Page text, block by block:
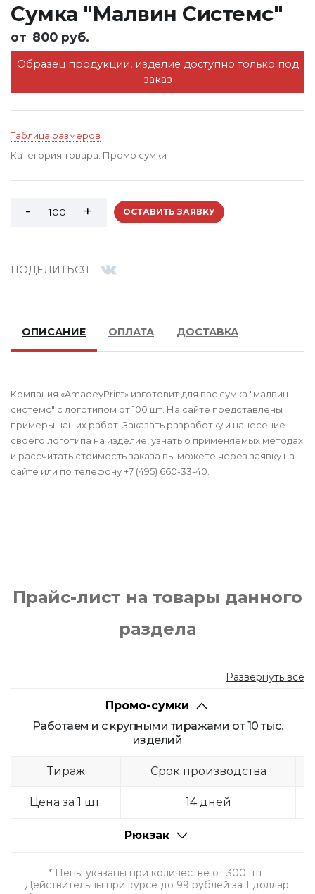
Сумка "Малвин Системс"
от 800 руб.
Образец продукции, изделие доступно только под
заказ
Таблица размеров
Категория товара: Промо сумки
ОСТАВИТЬ ЗАЯВКУ
ПОДЕЛИТЬСЯ
ОПИСАНИЕ ОПЛАТА ДОСТАВКА
Компания «AmadeyPrint» изготовит для вас сумка "малвин
системс" с логотипом от 100 шт. На сайте представлены
примеры наших работ. Заказать разработку и нанесение
своего логотипа на изделие, узнать о применяемых методах
и рассчитать стоимость заказа вы можете через заявку на
сайте или по телефону +7 (495) 660-33-40.
Прайс-лист на товары данного
раздела
Развернуть все
Промо-сумки
Работаем и с крупными тиражами от 10 тыс.
изделий
Тираж Срок производства
Цена за 1 шт. 14 дней
Рюкзак
* Цены указаны при количестве от 300 шт..
Действительны при курсе до 99 рублей за 1 доллар.